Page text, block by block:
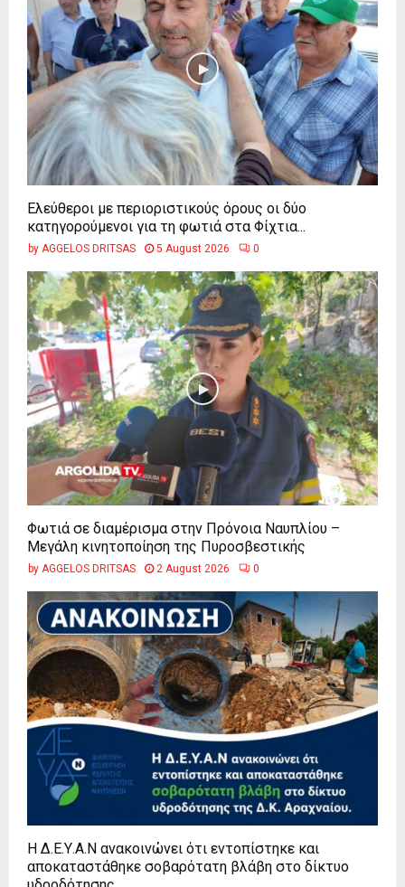
Ελεύθεροι με περιοριστικούς όρους οι δύο
κατηγορούμενοι για τη φωτιά στα Φίχτια...
by AGGELOS DRITSAS 5 August 2026 0
Φωτιά σε διαμέρισμα στην Πρόνοια Ναυπλίου –
Μεγάλη κινητοποίηση της Πυροσβεστικής
by AGGELOS DRITSAS 2 August 2026 0
Η Δ.Ε.Υ.Α.Ν ανακοινώνει ότι εντοπίστηκε και
αποκαταστάθηκε σοβαρότατη βλάβη στο δίκτυο